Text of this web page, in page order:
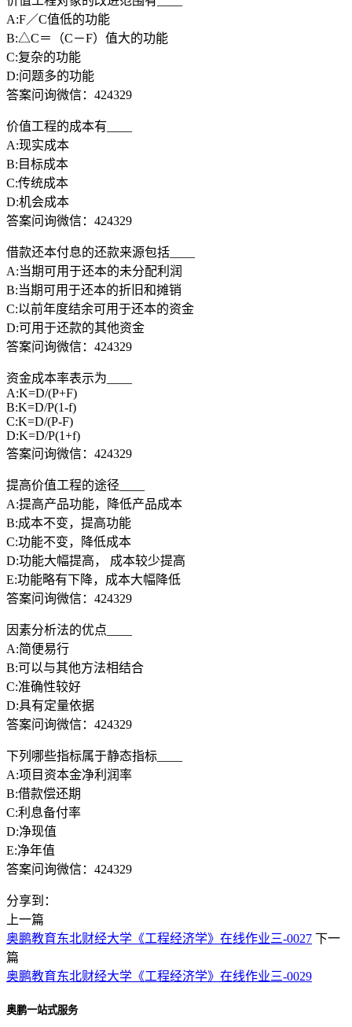
A:F／C值低的功能
B:△C＝（C－F）值大的功能
C:复杂的功能
D:问题多的功能
答案问询微信：424329
价值工程的成本有____
A:现实成本
B:目标成本
C:传统成本
D:机会成本
答案问询微信：424329
借款还本付息的还款来源包括____
A:当期可用于还本的未分配利润
B:当期可用于还本的折旧和摊销
C:以前年度结余可用于还本的资金
D:可用于还款的其他资金
答案问询微信：424329
资金成本率表示为____
A:K=D/(P+F)
B:K=D/P(1-f)
C:K=D/(P-F)
D:K=D/P(1+f)
答案问询微信：424329
提高价值工程的途径____
A:提高产品功能，降低产品成本
B:成本不变，提高功能
C:功能不变，降低成本
D:功能大幅提高， 成本较少提高
E:功能略有下降，成本大幅降低
答案问询微信：424329
因素分析法的优点____
A:简便易行
B:可以与其他方法相结合
C:准确性较好
D:具有定量依据
答案问询微信：424329
下列哪些指标属于静态指标____
A:项目资本金净利润率
B:借款偿还期
C:利息备付率
D:净现值
E:净年值
答案问询微信：424329
分享到：
上一篇
奥鹏教育东北财经大学《工程经济学》在线作业三-0027 下一
篇
奥鹏教育东北财经大学《工程经济学》在线作业三-0029
奥鹏一站式服务